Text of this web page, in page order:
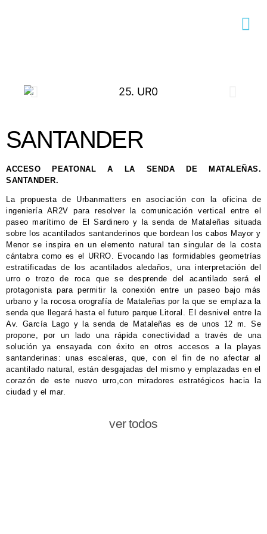
SANTANDER
ACCESO PEATONAL A LA SENDA DE MATALEÑAS.
SANTANDER.
La propuesta de Urbanmatters en asociación con la oficina de
ingeniería AR2V para resolver la comunicación vertical entre el
paseo marítimo de El Sardinero y la senda de Mataleñas situada
sobre los acantilados santanderinos que bordean los cabos Mayor y
Menor se inspira en un elemento natural tan singular de la costa
cántabra como es el URRO. Evocando las formidables geometrías
estratificadas de los acantilados aledaños, una interpretación del
urro o trozo de roca que se desprende del acantilado será el
protagonista para permitir la conexión entre un paseo bajo más
urbano y la rocosa orografía de Mataleñas por la que se emplaza la
senda que llegará hasta el futuro parque Litoral. El desnivel entre la
Av. García Lago y la senda de Mataleñas es de unos 12 m. Se
propone, por un lado una rápida conectividad a través de una
solución ya ensayada con éxito en otros accesos a la playas
santanderinas: unas escaleras, que, con el fin de no afectar al
acantilado natural, están desgajadas del mismo y emplazadas en el
corazón de este nuevo urro,con miradores estratégicos hacia la
ciudad y el mar.
ver todos